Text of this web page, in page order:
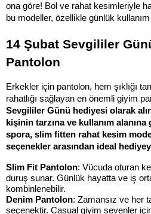
ona göre! Bol ve rahat kesimleriyle
bu modeller, özellikle günlük
14 Şubat Sevgililer
Pantolon
Erkekler için pantolon, hem şıklığı
rahatlığı sağlayan en önemli giyim
Sevgililer Günü hediyesi olarak
kişinin tarzına ve kullanım
spora, slim fitten rahat kesim
seçenekler arasından ideal
Slim Fit Pantolon: Vücuda oturan
duruş sunar. Günlük hayatta ve iş
kombinlenebilir.
Denim Pantolon: Zamansız ve her
seçenektir. Casual giyim sevenler